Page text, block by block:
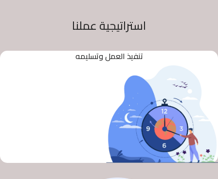
استراتيجية عملنا
تنفيذ العمل وتسليمه